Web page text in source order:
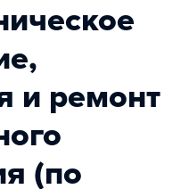
и ремонт
(по